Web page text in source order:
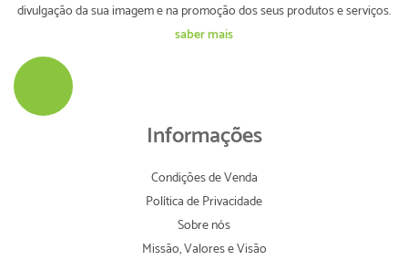
divulgação da sua imagem e na promoção dos seus produtos e serviços.
saber mais
Informações
Condições de Venda
Política de Privacidade
Sobre nós
Missão, Valores e Visão